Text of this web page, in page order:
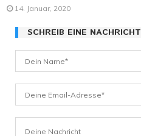
14. Januar, 2020
SCHREIB EINE NACHRICHT